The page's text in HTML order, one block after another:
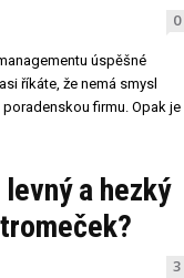
0
úspěšné
říkáte, že nemá smysl
firmu. Opak je
a hezký
3